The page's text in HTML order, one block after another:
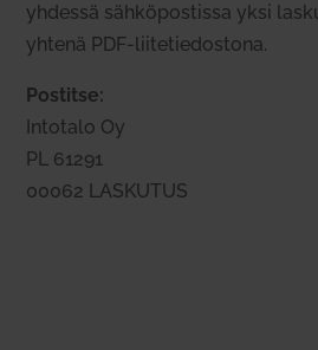
yhdessä säh­kö­pos­tissa yksi
yhtenä PDF-lii­te­tie­dostona.
Pos­titse:
Intotalo Oy
PL 61291
00062 LASKUTUS